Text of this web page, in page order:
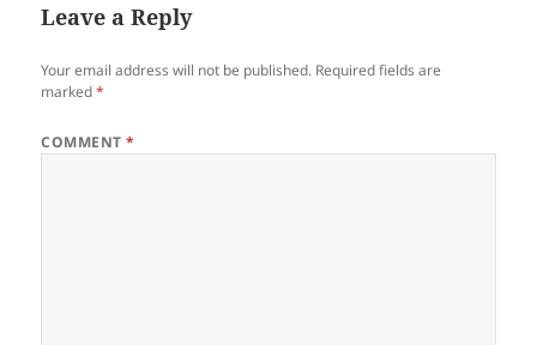
Leave a Reply
Your email address will not be published. Required fields are
marked*
COMMENT*